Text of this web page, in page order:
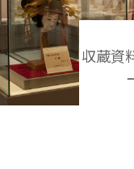
収蔵資